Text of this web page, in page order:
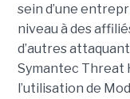
sein d’une
niveau à des
d’autres
Symantec Threat
l’utilisation de